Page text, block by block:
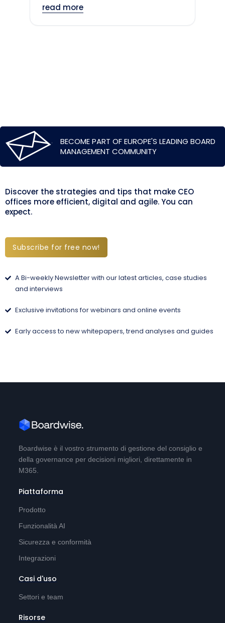
read more
BECOME PART OF EUROPE'S LEADING BOARD
MANAGEMENT COMMUNITY
Discover the strategies and tips that make CEO
offices more efficient, digital and agile. You can
expect.
Subscribe for free now!
A Bi-weekly Newsletter with our latest articles, case studies
and interviews
Exclusive invitations for webinars and online events
Early access to new whitepapers, trend analyses and guides
Boardwise è il vostro strumento di gestione del consiglio e
della governance per decisioni migliori, direttamente in
M365.
Piattaforma
Prodotto
Funzionalità AI
Sicurezza e conformità
Integrazioni
Casi d'uso
Settori e team
Risorse